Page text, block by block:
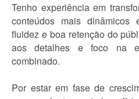
Tenho experiência em
conteúdos mais dinâmicos
fluidez e boa retenção do
aos detalhes e foco na
combinado.
Por estar em fase de